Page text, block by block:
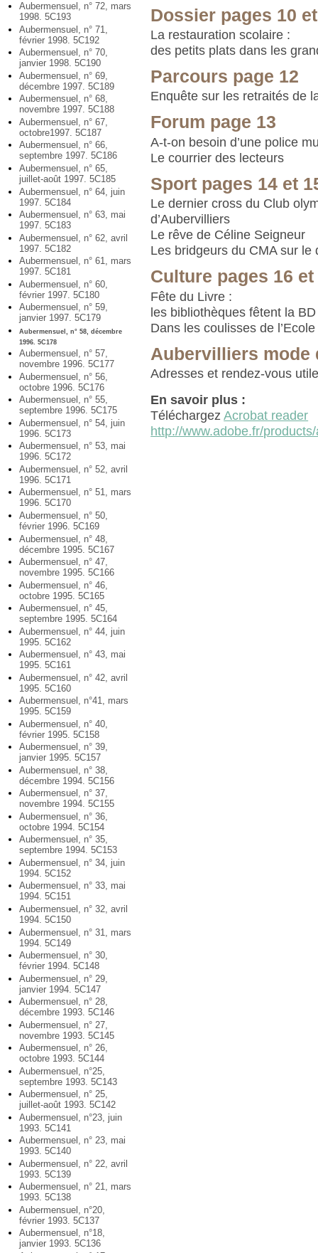
Aubermensuel, n° 72, mars
1998. 5C193
Aubermensuel, n° 71,
février 1998. 5C192
Aubermensuel, n° 70,
janvier 1998. 5C190
Aubermensuel, n° 69,
décembre 1997. 5C189
Aubermensuel, n° 68,
novembre 1997. 5C188
Aubermensuel, n° 67,
octobre1997. 5C187
Aubermensuel, n° 66,
septembre 1997. 5C186
Aubermensuel, n° 65,
juillet-août 1997. 5C185
Aubermensuel, n° 64, juin
1997. 5C184
Aubermensuel, n° 63, mai
1997. 5C183
Aubermensuel, n° 62, avril
1997. 5C182
Aubermensuel, n° 61, mars
1997. 5C181
Aubermensuel, n° 60,
février 1997. 5C180
Aubermensuel, n° 59,
janvier 1997. 5C179
Aubermensuel, n° 58, décembre
1996. 5C178
Aubermensuel, n° 57,
novembre 1996. 5C177
Aubermensuel, n° 56,
octobre 1996. 5C176
Aubermensuel, n° 55,
septembre 1996. 5C175
Aubermensuel, n° 54, juin
1996. 5C173
Aubermensuel, n° 53, mai
1996. 5C172
Aubermensuel, n° 52, avril
1996. 5C171
Aubermensuel, n° 51, mars
1996. 5C170
Aubermensuel, n° 50,
février 1996. 5C169
Aubermensuel, n° 48,
décembre 1995. 5C167
Aubermensuel, n° 47,
novembre 1995. 5C166
Aubermensuel, n° 46,
octobre 1995. 5C165
Aubermensuel, n° 45,
septembre 1995. 5C164
Aubermensuel, n° 44, juin
1995. 5C162
Aubermensuel, n° 43, mai
1995. 5C161
Aubermensuel, n° 42, avril
1995. 5C160
Aubermensuel, n°41, mars
1995. 5C159
Aubermensuel, n° 40,
février 1995. 5C158
Aubermensuel, n° 39,
janvier 1995. 5C157
Aubermensuel, n° 38,
décembre 1994. 5C156
Aubermensuel, n° 37,
novembre 1994. 5C155
Aubermensuel, n° 36,
octobre 1994. 5C154
Aubermensuel, n° 35,
septembre 1994. 5C153
Aubermensuel, n° 34, juin
1994. 5C152
Aubermensuel, n° 33, mai
1994. 5C151
Aubermensuel, n° 32, avril
1994. 5C150
Aubermensuel, n° 31, mars
1994. 5C149
Aubermensuel, n° 30,
février 1994. 5C148
Aubermensuel, n° 29,
janvier 1994. 5C147
Aubermensuel, n° 28,
décembre 1993. 5C146
Aubermensuel, n° 27,
novembre 1993. 5C145
Aubermensuel, n° 26,
octobre 1993. 5C144
Aubermensuel, n°25,
septembre 1993. 5C143
Aubermensuel, n° 25,
juillet-août 1993. 5C142
Aubermensuel, n°23, juin
1993. 5C141
Aubermensuel, n° 23, mai
1993. 5C140
Aubermensuel, n° 22, avril
1993. 5C139
Aubermensuel, n° 21, mars
1993. 5C138
Aubermensuel, n°20,
février 1993. 5C137
Aubermensuel, n°18,
janvier 1993. 5C136
Dossier pages 10
La restauration scolaire :
des petits plats dans les
Parcours page 12
Enquête sur les retraités de
Forum page 13
A-t-on besoin d’une police
Le courrier des lecteurs
Sport pages 14 et
Le dernier cross du Club
d’Aubervilliers
Le rêve de Céline Seigneur
Les bridgeurs du CMA sur le
Culture pages 16 et
Fête du Livre :
les bibliothèques fêtent la BD
Dans les coulisses de
Aubervilliers mode
Adresses et rendez-vous
En savoir plus :
TéléchargezAcrobat reader
http://www.adobe.fr/